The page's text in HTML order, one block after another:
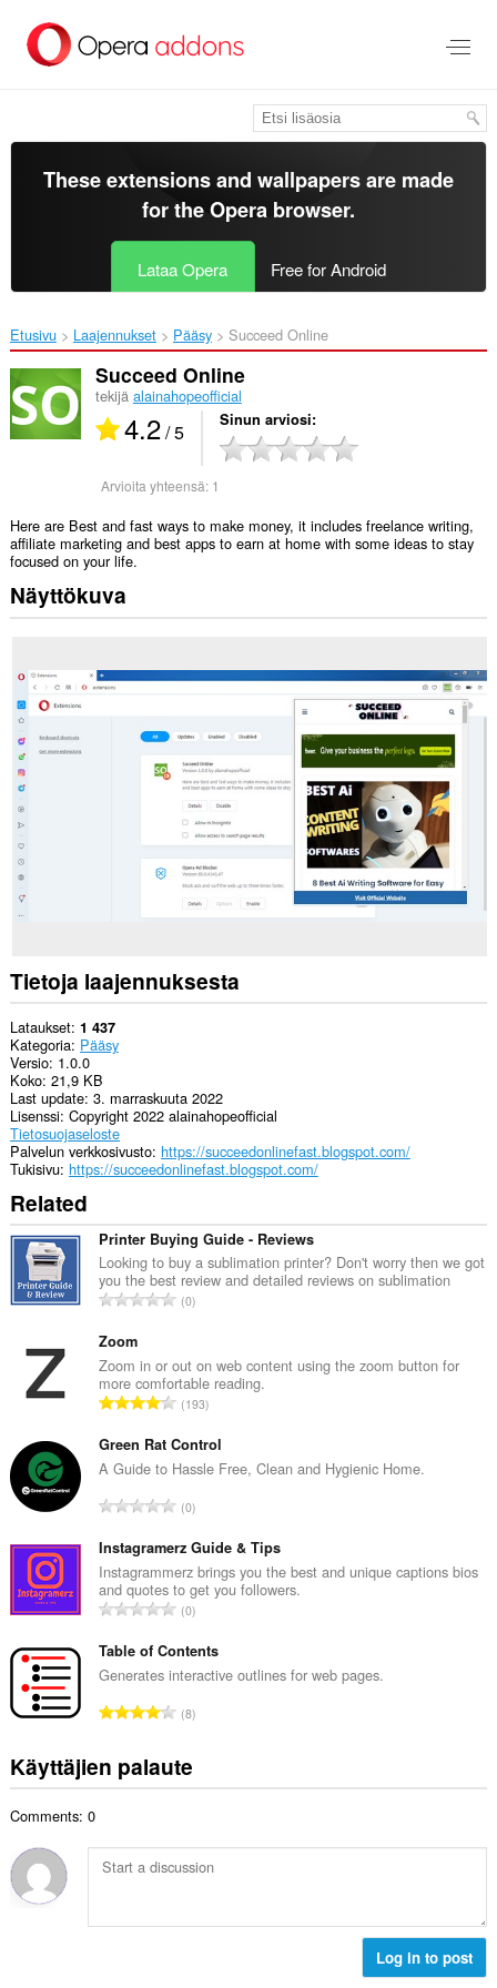
pääsisältöön
These extensions and wallpapers are made
for theOpera browser.
Lataa Opera Free for Android
Etusivu Laajennukset Pääsy Succeed Online‎
Succeed Online
tekijä alainahopeofficial
4.2/ 5 Sinun arviosi
Arvioita yhteensä: 1
Here are Best and fast ways to make money, it includes freelance writing,
affiliate marketing and best apps to earn at home with some ideas to stay
focused on your life.
Näyttökuva
Tietoja laajennuksesta
Lataukset 1 437
Kategoria Pääsy
Versio 1.0.0
Koko 21,9 KB
Last update 3. marraskuuta 2022
Lisenssi Copyright 2022 alainahopeofficial
Tietosuojaseloste
Palvelun verkkosivusto https://succeedonlinefast.blogspot.com/
Tukisivu https://succeedonlinefast.blogspot.com/
Related
Printer Buying Guide - Reviews
Looking to buy a sublimation printer? Don't worry then we got
you the best review and detailed reviews on sublimation
A
i
o
i
a
y
h
e
e
n
s
:
0
Zoom
Zoom in or out on web content using the zoom button for
more comfortable reading.
A
v
i
i
a
y
h
e
e
s
:
193
Green Rat Control
A Guide to Hassle Free, Clean and Hygienic Home.
A
v
i
o
i
a
y
h
e
n
:
0
Instagramerz Guide & Tips
Instagrammerz brings you the best and unique captions bios
and quotes to get you followers.
A
v
i
i
a
y
e
e
0
Table of Contents
Generates interactive outlines for web pages.
A
v
i
t
a
t
8
Käyttäjien palaute
Comments: 0
Log in to post